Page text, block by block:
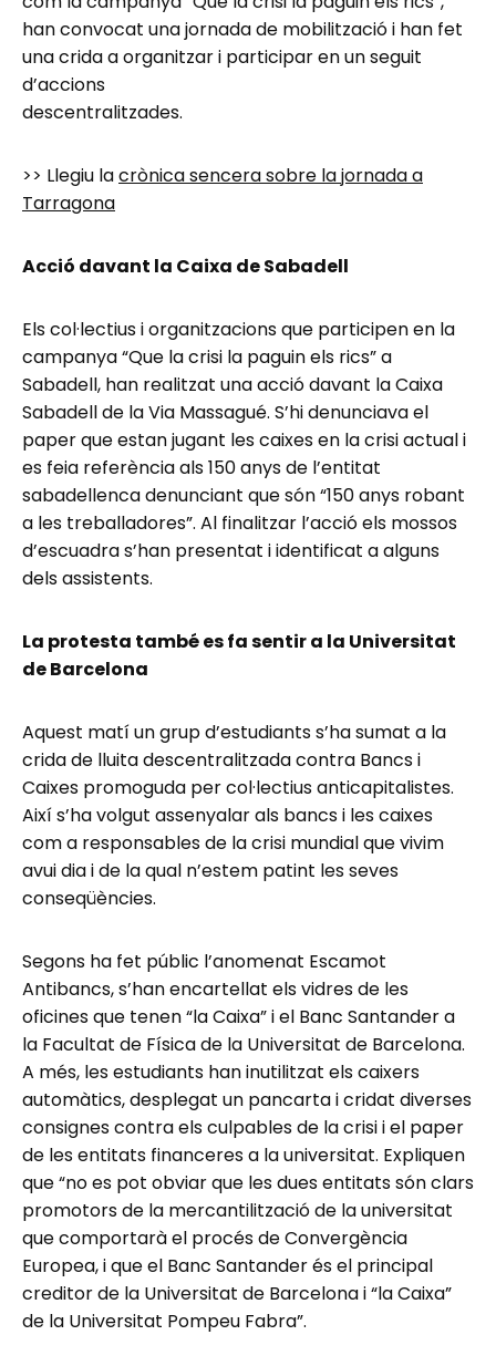
han convocat una jornada de mobilització i han fet
una crida a organitzar i participar en un seguit
d’accions
descentralitzades.
>> Llegiu lacrònica sencera sobre la jornada a
Tarragona
Acció davant la Caixa de Sabadell
Els col·lectius i organitzacions que participen en la
campanya “Que la crisi la paguin els rics” a
Sabadell, han realitzat una acció davant la Caixa
Sabadell de la Via Massagué. S’hi denunciava el
paper que estan jugant les caixes en la crisi actual i
es feia referència als 150 anys de l’entitat
sabadellenca denunciant que són “150 anys robant
a les treballadores”. Al finalitzar l’acció els mossos
d’escuadra s’han presentat i identificat a alguns
dels assistents.
La protesta també es fa sentir a la Universitat
de Barcelona
Aquest matí un grup d’estudiants s’ha sumat a la
crida de lluita descentralitzada contra Bancs i
Caixes promoguda per col·lectius anticapitalistes.
Així s’ha volgut assenyalar als bancs i les caixes
com a responsables de la crisi mundial que vivim
avui dia i de la qual n’estem patint les seves
conseqüències.
Segons ha fet públic l’anomenat Escamot
Antibancs, s’han encartellat els vidres de les
oficines que tenen “la Caixa” i el Banc Santander a
la Facultat de Física de la Universitat de Barcelona.
A més, les estudiants han inutilitzat els caixers
automàtics, desplegat un pancarta i cridat diverses
consignes contra els culpables de la crisi i el paper
de les entitats financeres a la universitat. Expliquen
que “no es pot obviar que les dues entitats són clars
promotors de la mercantilització de la universitat
que comportarà el procés de Convergència
Europea, i que el Banc Santander és el principal
creditor de la Universitat de Barcelona i “la Caixa”
de la Universitat Pompeu Fabra”.